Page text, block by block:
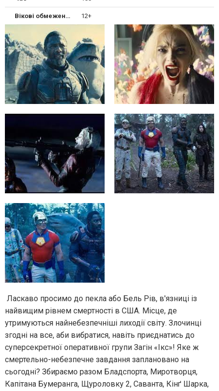
Вікові обмеження 12+
Ласкаво просимо до пекла або Бель Рів, в'язниці із
найвищим рівнем смертності в США. Місце, де
утримуються найнебезпечніші лиходії світу. Злочинці
згодні на все, аби вибратися, навіть приєднатись до
суперсекретної оперативної групи Загін «Ікс»! Яке ж
смертельно-небезпечне завдання заплановано на
сьогодні? Збираємо разом Бладспорта, Миротворця,
Капітана Бумеранга, Щуроловку 2, Саванта, Кінґ Шарка,